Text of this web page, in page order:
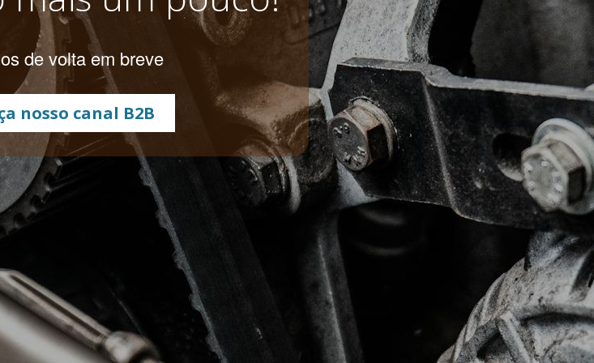
de volta em breve
nosso canal B2B